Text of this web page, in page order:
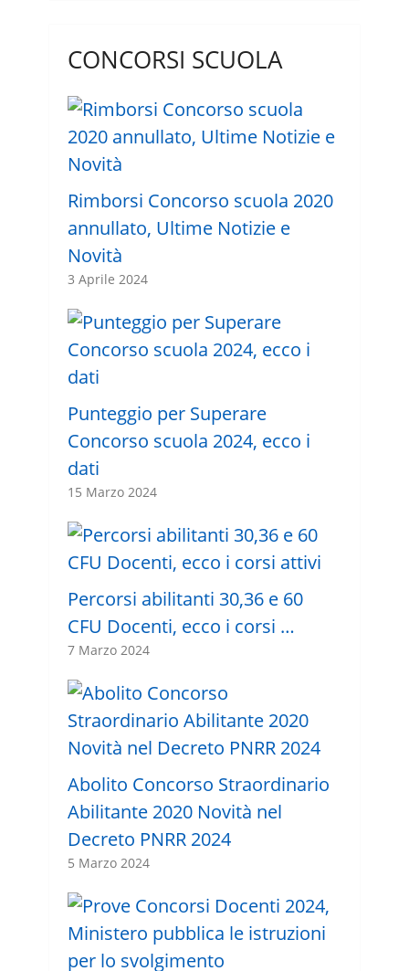
CONCORSI SCUOLA
Rimborsi Concorso scuola 2020
annullato, Ultime Notizie e
Novità
3 Aprile 2024
Punteggio per Superare
Concorso scuola 2024, ecco i
dati
15 Marzo 2024
Percorsi abilitanti 30,36 e 60
CFU Docenti, ecco i corsi …
7 Marzo 2024
Abolito Concorso Straordinario
Abilitante 2020 Novità nel
Decreto PNRR 2024
5 Marzo 2024